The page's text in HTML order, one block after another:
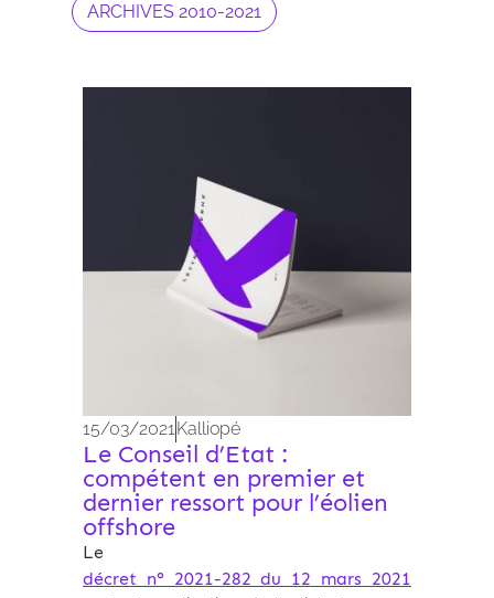
ARCHIVES 2010-2021
15/03/2021Kalliopé
Le Conseil d’Etat :
compétent en premier et
dernier ressort pour l’éolien
offshore
Le
décret n° 2021-282 du 12 mars 2021